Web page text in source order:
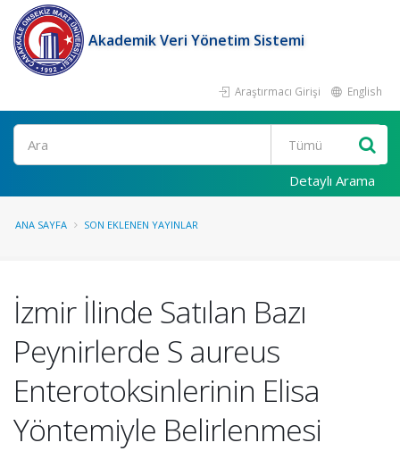
Akademik Veri Yönetim Sistemi
Araştırmacı Girişi English
Ara
Detaylı Arama
ANA SAYFA SON EKLENEN YAYINLAR
İzmir İlinde Satılan Bazı
Peynirlerde S aureus
Enterotoksinlerinin Elisa
Yöntemiyle Belirlenmesi